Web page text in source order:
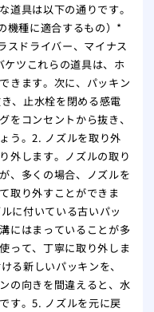
道具は以下の通りです。
機種に適合するもの）*
スドライバー、マイナス
ツこれらの道具は、ホ
きます。次に、パッキン
、止水栓を閉める感電
をコンセントから抜き、
う。2. ノズルを取り外
外します。ノズルの取り
、多くの場合、ノズルを
取り外すことができま
に付いている古いパッ
にはまっていることが多
って、丁寧に取り外しま
る新しいパッキンを、
の向きを間違えると、水
す。5. ノズルを元に戻